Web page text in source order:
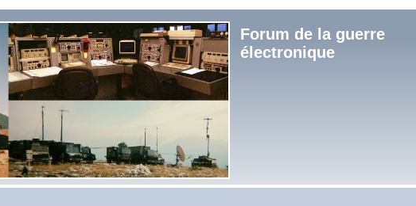
Forum de la guerre
électronique